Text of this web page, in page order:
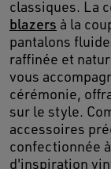
classiques. La
blazers à la
pantalons
raffinée et
vous
cérémonie,
sur le style.
accessoires
confectionnée
d'inspiration